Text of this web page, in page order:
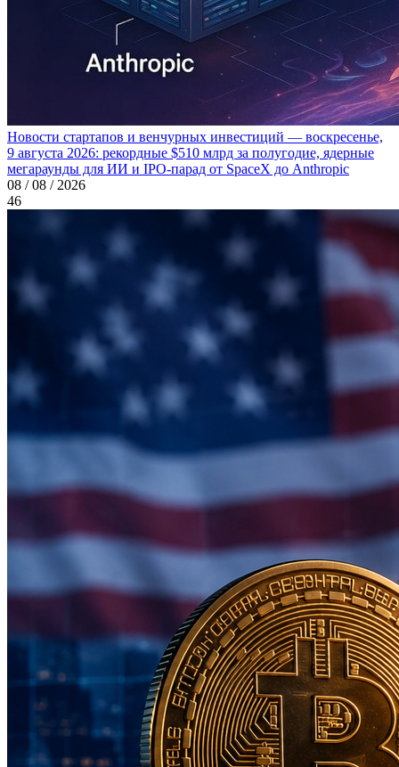
Новости стартапов и венчурных инвестиций — воскресенье,
9 августа 2026: рекордные $510 млрд за полугодие, ядерные
мегараунды для ИИ и IPO-парад от SpaceX до Anthropic
08 / 08 / 2026
46